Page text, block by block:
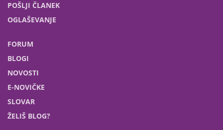
POŠLJI ČLANEK
OGLAŠEVANJE
FORUM
BLOGI
NOVOSTI
E-NOVIČKE
SLOVAR
ŽELIŠ BLOG?